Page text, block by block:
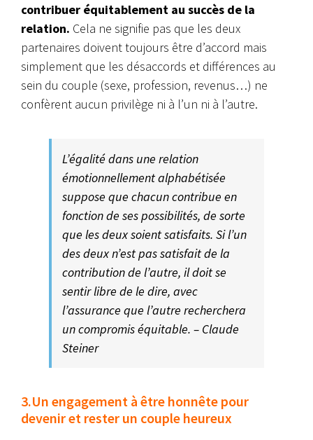
contribuer équitablement au succès de la
relation. Cela ne signifie pas que les deux
partenaires doivent toujours être d’accord mais
simplement que les désaccords et différences au
sein du couple (sexe, profession, revenus…) ne
confèrent aucun privilège ni à l’un ni à l’autre.
L’égalité dans une relation
émotionnellement alphabétisée
suppose que chacun contribue en
fonction de ses possibilités, de sorte
que les deux soient satisfaits. Si l’un
des deux n’est pas satisfait de la
contribution de l’autre, il doit se
sentir libre de le dire, avec
l’assurance que l’autre recherchera
un compromis équitable. – Claude
Steiner
3.Un engagement à être honnête pour
devenir et rester un couple heureux